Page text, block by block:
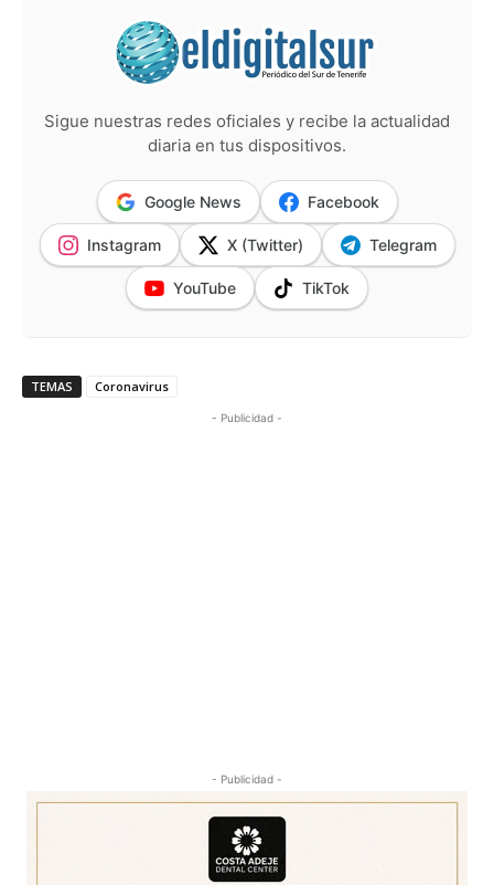
Sigue nuestras redes oficiales y recibe la actualidad
diaria en tus dispositivos.
Google News Facebook
Instagram X (Twitter) Telegram
YouTube TikTok
TEMAS Coronavirus
- Publicidad -
- Publicidad -